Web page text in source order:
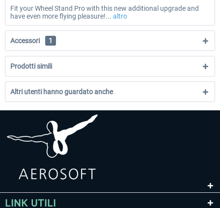
Fit your Wheel Stand Pro with this new additional upgrade and
have even more flying pleasure!... altro
Accessori 1
Prodotti simili
Altri utenti hanno guardato anche
LINK UTILI